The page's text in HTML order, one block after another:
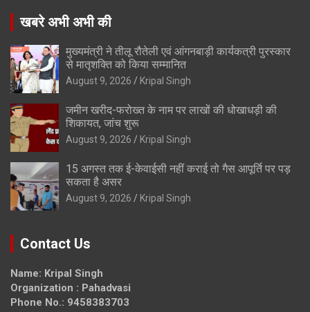
खबरे अभी अभी की
मुख्यमंत्री ने तीलू रौतेली एवं आंगनबाड़ी कार्यकत्री पुरस्कार
से मातृशक्ति को किया सम्मानित
August 9, 2026 Kripal Singh
जमीन खरीद-फरोख्त के नाम पर लाखों की धोखाधड़ी की
शिकायत, जांच शुरू
August 9, 2026 Kripal Singh
15 अगस्त तक ई-केवाईसी नहीं कराई तो गैस आपूर्ति पर पड़
सकता है असर
August 9, 2026 Kripal Singh
Contact Us
Name: Kripal Singh
Organization : Pahadvasi
Phone No.: 9458383703